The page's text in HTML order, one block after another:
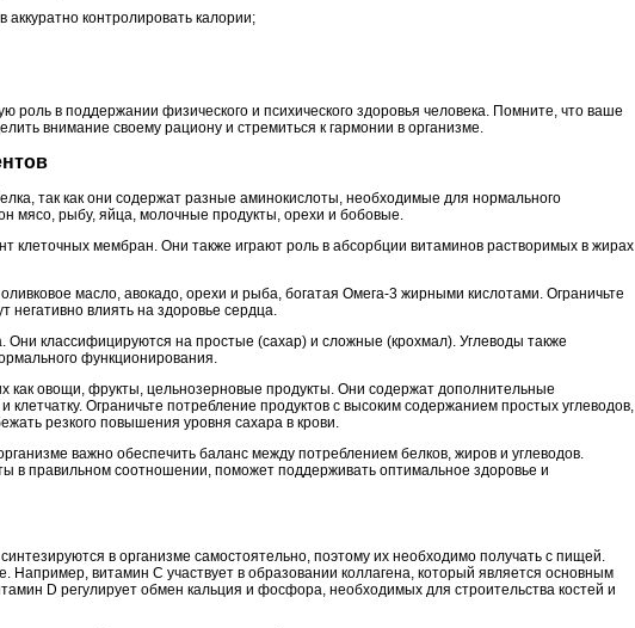
контролировать калории;
роль в поддержании физического и психического здоровья человека. Помните, что ваше
внимание своему рациону и стремиться к гармонии в организме.
так как они содержат разные аминокислоты, необходимые для нормального
мясо, рыбу, яйца, молочные продукты, орехи и бобовые.
клеточных мембран. Они также играют роль в абсорбции витаминов растворимых в жирах
масло, авокадо, орехи и рыба, богатая Омега-3 жирными кислотами. Ограничьте
влиять на здоровье сердца.
Они классифицируются на простые (сахар) и сложные (крохмал). Углеводы также
функционирования.
как овощи, фрукты, цельнозерновые продукты. Они содержат дополнительные
Ограничьте потребление продуктов с высоким содержанием простых углеводов,
резкого повышения уровня сахара в крови.
важно обеспечить баланс между потреблением белков, жиров и углеводов.
в правильном соотношении, поможет поддерживать оптимальное здоровье и
в организме самостоятельно, поэтому их необходимо получать с пищей.
витамин С участвует в образовании коллагена, который является основным
D регулирует обмен кальция и фосфора, необходимых для строительства костей и